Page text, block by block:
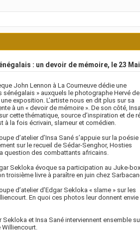
: un devoir de mémoire, le 23
John Lennon à La Courneuve dédie une
sénégalais » auxquels le photographe Hervé de
exposition. L’artiste nous en dit plus sur sa
à un « devoir de mémoire ». De son côté, Insa
cette thématique, source d’inspiration et de
à la fois écrivain, slameur et comédien.
d’atelier d’Insa Sané s’appuie sur la poésie
sur le recueil de Sédar-Senghor, Hosties
question des combattants africains.
Sekloka évoque sa participation au Juke-
troisième livre à paraître en juin chez
d’atelier d’Edgar Sekloka « slame » sur les
En quoi ces photos leur donnent envie
Sekloka et Insa Sané interviennent ensemble
Williencourt.